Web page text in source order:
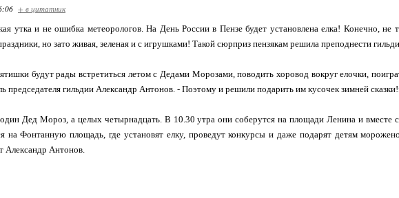
+ в цитатник
утка и не ошибка метеорологов. На День России в Пензе будет установлена елка! Конечно, не
но зато живая, зеленая и с игрушками! Такой сюрприз пензякам решила преподнести
будут рады встретиться летом с Дедами Морозами, поводить хоровод вокруг елочки,
председателя гильдии Александр Антонов. - Поэтому и решили подарить им кусочек зимней
один Дед Мороз, а целых четырнадцать. В 10.30 утра они соберутся на площади Ленина и вместе
на Фонтанную площадь, где установят елку, проведут конкурсы и даже подарят детям
Александр Антонов.